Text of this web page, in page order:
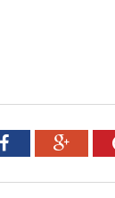
Facebook